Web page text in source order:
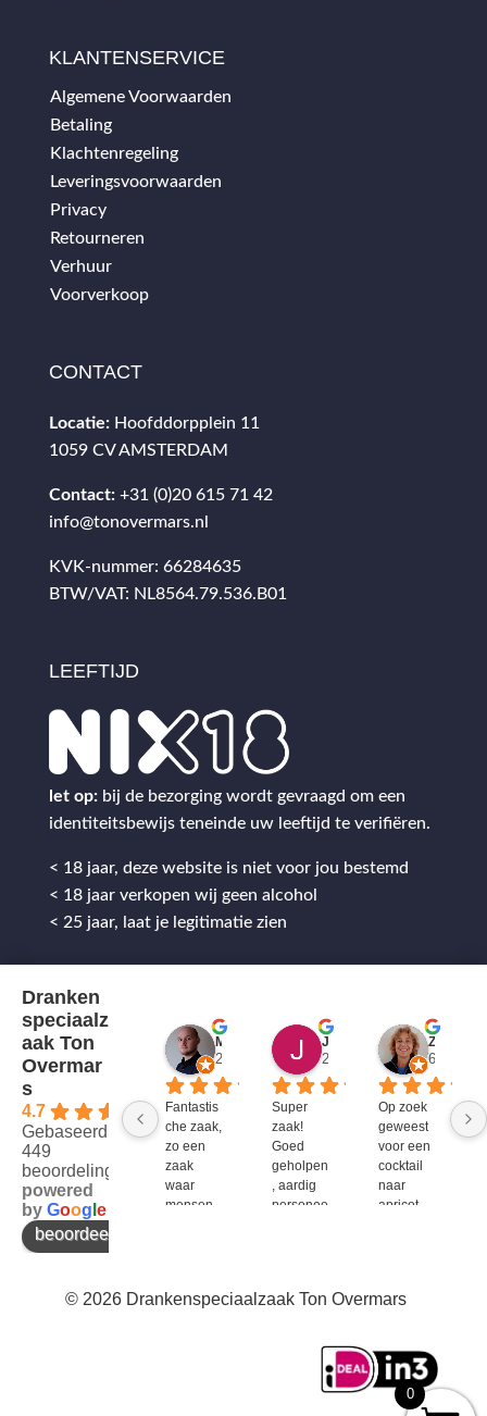
KLANTENSERVICE
Algemene Voorwaarden
Betaling
Klachtenregeling
Leveringsvoorwaarden
Privacy
Retourneren
Verhuur
Voorverkoop
CONTACT
Locatie: Hoofddorpplein 11
1059 CV AMSTERDAM
Contact: +31 (0)20 615 71 42
info@tonovermars.nl
KVK-nummer: 66284635
BTW/VAT: NL8564.79.536.B01
LEEFTIJD
let op: bij de bezorging wordt gevraagd om een
identiteitsbewijs teneinde uw leeftijd te verifiëren.
< 18 jaar, deze website is niet voor jou bestemd
< 18 jaar verkopen wij geen alcohol
< 25 jaar, laat je legitimatie zien
Dranken
speciaalz
aak Ton
Overmar
s
4.7
Gebaseerd op
449
beoordelingen
powered
by Goog e
beoordeel ons op
2 jaar geleden
Fantastis
che zaak,
zo een
zaak
waar
mensen
enthousi
2 jaar geleden
Super
zaak!
Goed
geholpen
, aardig
personee
6 jaar
Op zoek
geweest
voor een
cocktail
naar
apricot
niet te
Ton
Overmar
© 2026 Drankenspeciaalzaak Ton Overmars
0